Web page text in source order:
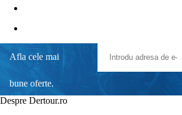
Afla cele mai
bune oferte.
Despre Dertour.ro